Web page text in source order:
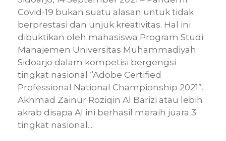
Covid-19 bukan suatu alasan untuk tidak
berprestasi dan unjuk kreativitas. Hal ini
dibuktikan oleh mahasiswa Program Studi
Manajemen Universitas Muhammadiyah
Sidoarjo dalam kompetisi bergengsi
tingkat nasional “Adobe Certified
Professional National Championship 2021”.
Akhmad Zainur Roziqin Al Barizi atau lebih
akrab disapa Al ini berhasil meraih juara 3
tingkat nasional....